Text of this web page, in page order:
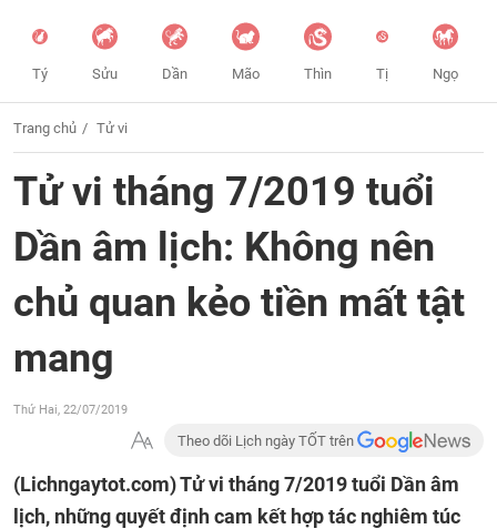
Tý Sửu Dần Mão Thìn Tị Ngọ
Trang chủ Tử vi
Tử vi tháng 7/2019 tuổi
Dần âm lịch: Không nên
chủ quan kẻo tiền mất tật
mang
Thứ Hai, 22/07/2019
Theo dõi Lịch ngày TỐT trên
(Lichngaytot.com)Tử vi tháng 7/2019 tuổi Dần âm
lịch, những quyết định cam kết hợp tác nghiêm túc